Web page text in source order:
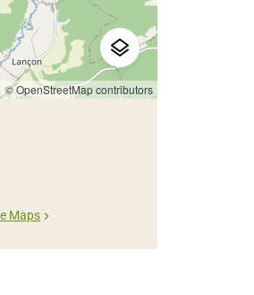
© OpenStreetMap contributors
Maps